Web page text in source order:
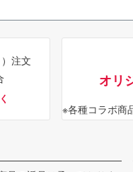
注文
オリ
※各種コラボ商